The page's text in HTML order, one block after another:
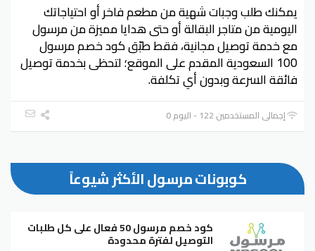
يمكنك طلب وجبات شهية من مطعم فاخر أو احتياجاتك
اليومية من متاجر البقالة أو حتى هدايا مميزة من مرسول
مع خدمة توصيل مجانية، فقط طبّق كود خصم مرسول
100 السعودية المقدم على الموقع؛ لتحظى بخدمة توصيل
فائقة السرعة وبدون أي تكلفة.
إجمالي المستخدمين 122 - اليوم 0
كوبونات مرسول الأكثر شيوعاً
كود خصم مرسول 50 فعال على كل طلبات
التوصيل لفترة محدودة